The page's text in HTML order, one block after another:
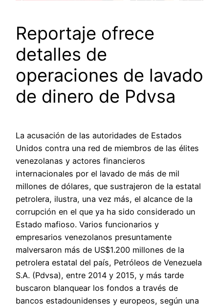
Reportaje ofrece
detalles de
operaciones de lavado
de dinero de Pdvsa
La acusación de las autoridades de Estados
Unidos contra una red de miembros de las élites
venezolanas y actores financieros
internacionales por el lavado de más de mil
millones de dólares, que sustrajeron de la estatal
petrolera, ilustra, una vez más, el alcance de la
corrupción en el que ya ha sido considerado un
Estado mafioso. Varios funcionarios y
empresarios venezolanos presuntamente
malversaron más de US$1.200 millones de la
petrolera estatal del país, Petróleos de Venezuela
S.A. (Pdvsa), entre 2014 y 2015, y más tarde
buscaron blanquear los fondos a través de
bancos estadounidenses y europeos, según una